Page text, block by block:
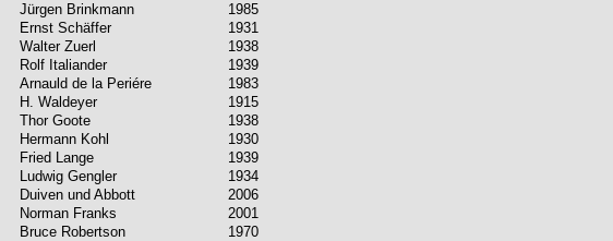
Jürgen Brinkmann
1985
Ernst Schäffer
1931
Walter Zuerl
1938
Rolf Italiander
1939
Arnauld de la Periére
1983
H. Waldeyer
1915
Thor Goote
1938
Hermann Kohl
1930
Fried Lange
1939
Ludwig Gengler
1934
Duiven und Abbott
2006
Norman Franks
2001
Bruce Robertson
1970